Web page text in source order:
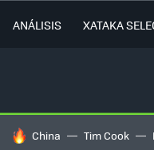
ANÁLISIS XATAKA
HOY SE HABLA DE
China Tim Cook